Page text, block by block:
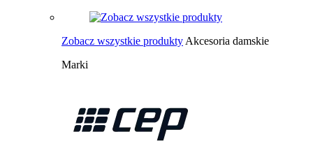
Zobacz wszystkie produkty Akcesoria damskie
Marki